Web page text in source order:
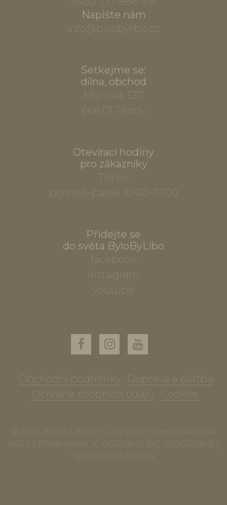
Napište nám
info@bylobylibo.cz
Setkejme se:
dílna, obchod
Mlýnská 337
666 01 Tišnov
Otevírací hodiny
pro zákazníky
Tišnov
pondělí–pátek 10.00–17.00
Přidejte se
do světa ByloByLibo
facebook
instagram
youtube
Obchodní podmínky
Doprava a platba
Ochrana osobních údajů
Cookies
© 2026 ByloByLibo s.r.o., se sídlem Jenerálka 1454,
666 02 Předklášteří, IČ 06202845, DIČ CZ06202845 |
Vytvořil